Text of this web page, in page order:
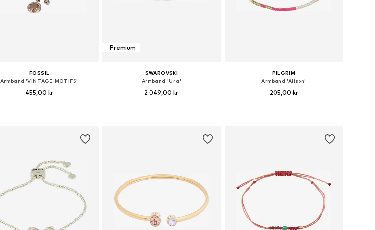
FOSSIL
Armband 'VINTAGE MOTIFS'
455,00 kr
Premium
SWAROVSKI
Armband 'Una'
2 049,00 kr
PILGRIM
Armband 'Alison'
205,00 kr